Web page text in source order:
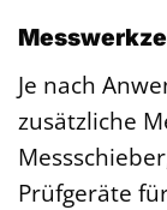
Je nach
zusätzliche
Prüfgeräte